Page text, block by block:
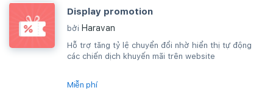
Display promotion
bởi Haravan
Hỗ trợ tăng tỷ lệ chuyển đổi nhờ hiển thị tự động
các chiến dịch khuyến mãi trên website
Miễn phí